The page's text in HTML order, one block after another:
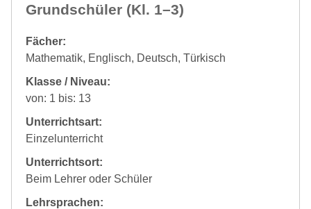
Grundschüler (Kl. 1–3)
Fächer:
Mathematik, Englisch, Deutsch, Türkisch
Klasse / Niveau:
von: 1 bis: 13
Unterrichtsart:
Einzelunterricht
Unterrichtsort:
Beim Lehrer oder Schüler
Lehrsprachen: